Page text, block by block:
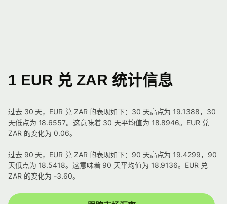
1 EUR 兑 ZAR 统计信息
过去 30 天，EUR 兑 ZAR 的表现如下：30 天高点为 19.1388，30
天低点为 18.6557。这意味着 30 天平均值为 18.8946。EUR 兑
ZAR 的变化为 0.06。
过去 90 天，EUR 兑 ZAR 的表现如下：90 天高点为 19.4299，90
天低点为 18.5418。这意味着 90 天平均值为 18.9136。EUR 兑
ZAR 的变化为 -3.60。